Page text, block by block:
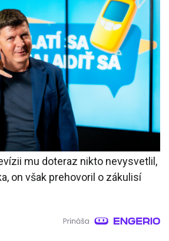
mu doteraz nikto nevysvetlil,
on však prehovoril o zákulisí